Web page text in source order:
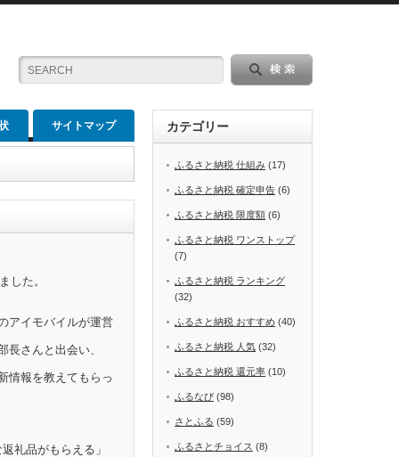
サイトマップ
した。
アイモバイルが運営
長さんと出会い、
情報を教えてもらっ
礼品がもらえる」
カテゴリー
ふるさと納税 仕組み (17)
ふるさと納税 確定申告 (6)
ふるさと納税 限度額 (6)
ふるさと納税 ワンストップ
(7)
ふるさと納税 ランキング
(32)
ふるさと納税 おすすめ (40)
ふるさと納税 人気 (32)
ふるさと納税 還元率 (10)
ふるなび (98)
さとふる (59)
ふるさとチョイス (8)